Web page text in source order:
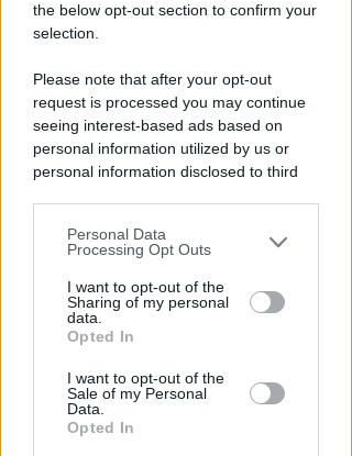
the below opt-out section to confirm your
selection.
Please note that after your opt-out
request is processed you may continue
seeing interest-based ads based on
personal information utilized by us or
personal information disclosed to third
You may separately opt-out of the further
disclosure of your personal information
by third parties on the IAB’s list of
downstream participants.
by us to third parties on the IAB’s List of
Downstream Participants that may
further disclose it to other third parties.
Personal Data
Processing Opt Outs
I want to opt-out of the
Sharing of my personal
data.
Opted In
I want to opt-out of the
Sale of my Personal
Data.
Opted In
diRedazione
A Coriano l'incontro
internazionale "contro le
droghe". Spinelli: orgogliosa
Redazione